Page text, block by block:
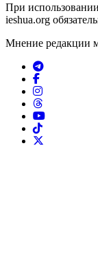
При
ieshua.org
Мнение редакции